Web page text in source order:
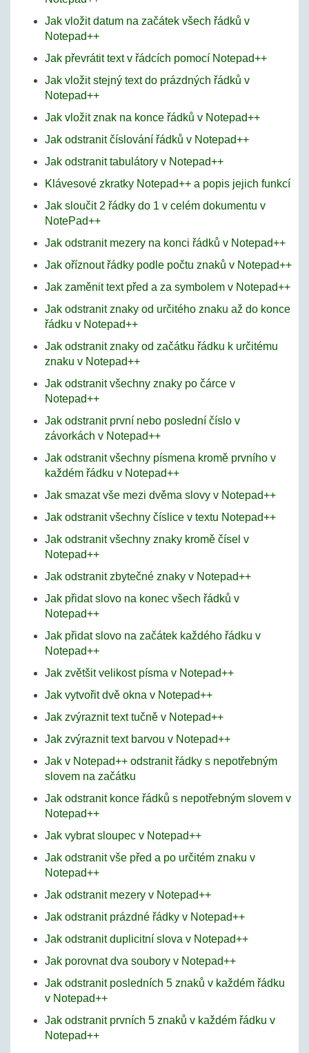
Jak vložit datum na začátek všech řádků v
Notepad++
Jak převrátit text v řádcích pomocí Notepad++
Jak vložit stejný text do prázdných řádků v
Notepad++
Jak vložit znak na konce řádků v Notepad++
Jak odstranit číslování řádků v Notepad++
Jak odstranit tabulátory v Notepad++
Klávesové zkratky Notepad++ a popis jejich funkcí
Jak sloučit 2 řádky do 1 v celém dokumentu v
NotePad++
Jak odstranit mezery na konci řádků v Notepad++
Jak oříznout řádky podle počtu znaků v Notepad++
Jak zaměnit text před a za symbolem v Notepad++
Jak odstranit znaky od určitého znaku až do konce
řádku v Notepad++
Jak odstranit znaky od začátku řádku k určitému
znaku v Notepad++
Jak odstranit všechny znaky po čárce v
Notepad++
Jak odstranit první nebo poslední číslo v
závorkách v Notepad++
Jak odstranit všechny písmena kromě prvního v
každém řádku v Notepad++
Jak smazat vše mezi dvěma slovy v Notepad++
Jak odstranit všechny číslice v textu Notepad++
Jak odstranit všechny znaky kromě čísel v
Notepad++
Jak odstranit zbytečné znaky v Notepad++
Jak přidat slovo na konec všech řádků v
Notepad++
Jak přidat slovo na začátek každého řádku v
Notepad++
Jak zvětšit velikost písma v Notepad++
Jak vytvořit dvě okna v Notepad++
Jak zvýraznit text tučně v Notepad++
Jak zvýraznit text barvou v Notepad++
Jak v Notepad++ odstranit řádky s nepotřebným
slovem na začátku
Jak odstranit konce řádků s nepotřebným slovem v
Notepad++
Jak vybrat sloupec v Notepad++
Jak odstranit vše před a po určitém znaku v
Notepad++
Jak odstranit mezery v Notepad++
Jak odstranit prázdné řádky v Notepad++
Jak odstranit duplicitní slova v Notepad++
Jak porovnat dva soubory v Notepad++
Jak odstranit posledních 5 znaků v každém řádku
v Notepad++
Jak odstranit prvních 5 znaků v každém řádku v
Notepad++